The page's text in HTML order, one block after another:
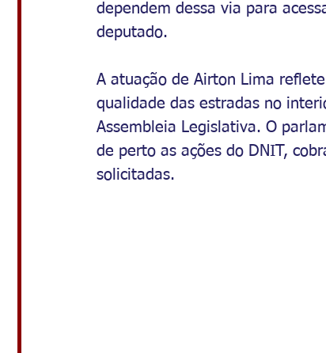
dependem dessa via para
deputado.
A atuação de Airton Lima
qualidade das estradas no
Assembleia Legislativa. O
de perto as ações do DNIT,
solicitadas.